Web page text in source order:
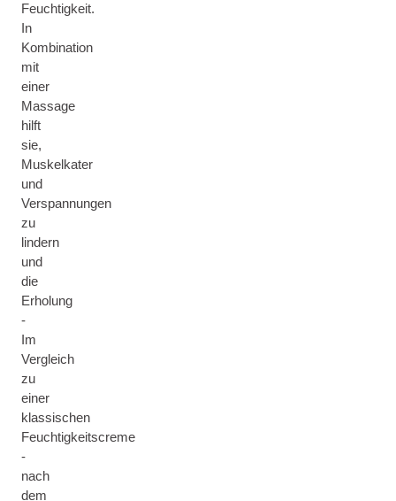
Feuchtigkeit.
In
Kombination
mit
einer
Massage
hilft
sie,
Muskelkater
und
Verspannungen
zu
lindern
und
die
Erholung
-
Im
Vergleich
zu
einer
klassischen
Feuchtigkeitscreme
-
nach
dem